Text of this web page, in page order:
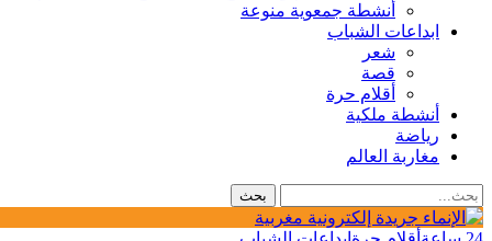
أنشطة جمعوية منوعة
ابداعات الشباب
شعر
قصة
أقلام حرة
أنشطة ملكية
رياضة
مغاربة العالم